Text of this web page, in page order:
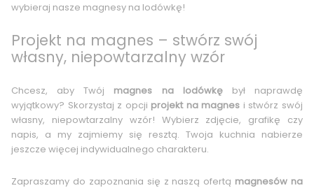
wybieraj nasze magnesy na lodówkę!
Projekt na magnes – stwórz swój
własny, niepowtarzalny wzór
Chcesz, aby Twój magnes na lodówkębył naprawdę
wyjątkowy? Skorzystaj z opcji projekt na magnes i stwórz swój
własny, niepowtarzalny wzór! Wybierz zdjęcie, grafikę czy
napis, a my zajmiemy się resztą. Twoja kuchnia nabierze
jeszcze więcej indywidualnego charakteru.
Zapraszamy do zapoznania się z naszą ofertą magnesów na